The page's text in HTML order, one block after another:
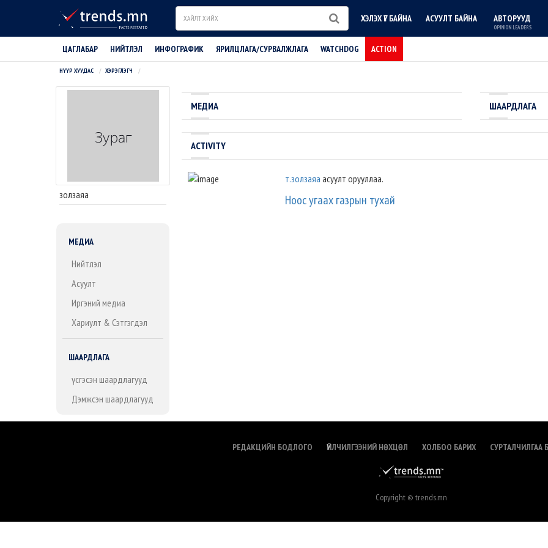
Search ХЭЛЭХ ҮГ БАЙНА АСУУЛТ БАЙНА АВТОРУУД
OPINION LEADERS
ЦАГЛАБАР НИЙТЛЭЛ ИНФОГРАФИК ЯРИЛЦЛАГА/СУРВАЛЖЛАГА WATCHDOG ACTION
НҮҮР ХУУДАС ХЭРЭГЛЭГЧ
золзаяа
МЕДИА
Нийтлэл
Асуулт
Иргэний медиа
Хариулт & Сэтгэгдэл
ШААРДЛАГА
Үүсгэсэн шаардлагууд
Дэмжсэн шаардлагууд
МЕДИА ШААРДЛАГА
ACTIVITY
т.золзаяа асуулт орууллаа.
Ноос угаах газрын тухай
РЕДАКЦИЙН БОДЛОГО ҮЙЛЧИЛГЭЭНИЙ НӨХЦӨЛ ХОЛБОО БАРИХ СУРТАЛЧИЛГАА
Copyright © trends.mn